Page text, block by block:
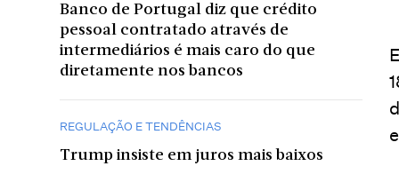
Banco de Portugal diz que crédito
pessoal contratado através de
intermediários é mais caro do que
diretamente nos bancos
REGULAÇÃO E TENDÊNCIAS
Trump insiste em juros mais baixos